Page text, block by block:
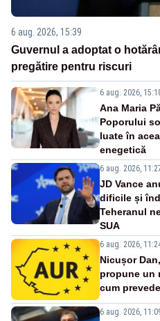
6 aug. 2026, 15:39
Guvernul a adoptat o
pregătire pentru riscuri
6 aug. 2026,
Ana Maria
Poporului
luate în
enegetică
6 aug. 2026,
JD Vance
dificile și
Teheranul
SUA
6 aug. 2026,
Nicușor
propune un
cum
6 aug. 2026,